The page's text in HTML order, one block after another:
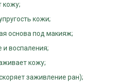
кожу;
кожи;
основа под макияж;
воспаления;
кожу;
заживление ран);